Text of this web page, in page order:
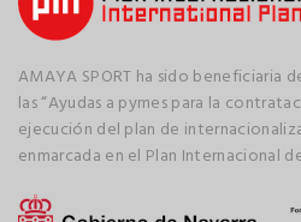
AMAYA SPORT ha sido beneficiaria
las “Ayudas a pymes para la
ejecución del plan de
enmarcada en el Plan Internacional